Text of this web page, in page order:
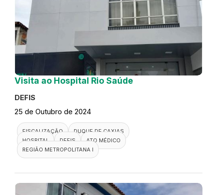
Visita ao Hospital Rio Saúde
DEFIS
25 de Outubro de 2024
FISCALIZAÇÃO
DUQUE DE CAXIAS
HOSPITAL
DEFIS
ATO MÉDICO
REGIÃO METROPOLITANA I